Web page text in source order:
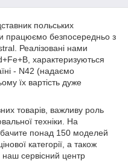
польських
працюємо безпосередньо з
Реалізовані нами
характеризуються
- N42 (надаємо
їх вартість дуже
товарів, важливу роль
техніки. На
понад 150 моделей
категорії, а також
наш сервісний центр